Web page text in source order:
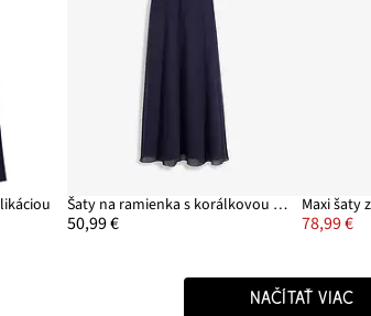
Šaty na ramienka s korálkovou výšivkou
50,99 € 78,99 €
NAČÍTAŤ VIAC